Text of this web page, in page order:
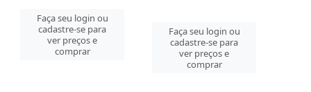
Faça seu login ou
cadastre-se para
ver preços e
comprar
Faça seu login ou
cadastre-se para
ver preços e
comprar